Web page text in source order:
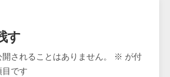
す
されることはありません。 ※ が付
目です